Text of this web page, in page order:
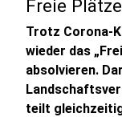
Freie
Trotz Corona-
wieder das
absolvieren.
teilt